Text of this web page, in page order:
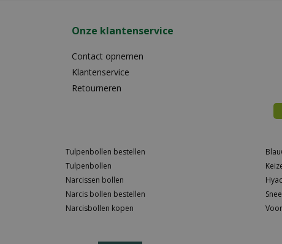
Onze klantenservice
Contact opnemen
Klantenservice
Retourneren
Tulpenbollen bestellen
Tulpenbollen
Narcissen bollen
Narcis bollen bestellen
Narcisbollen kopen